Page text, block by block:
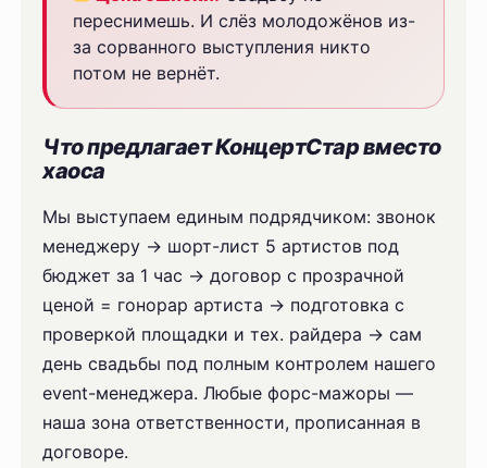
переснимешь. И слёз молодожёнов из-
за сорванного выступления никто
потом не вернёт.
Что предлагает КонцертСтар вместо
хаоса
Мы выступаем единым подрядчиком: звонок
менеджеру → шорт-лист 5 артистов под
бюджет за 1 час → договор с прозрачной
ценой = гонорар артиста → подготовка с
проверкой площадки и тех. райдера → сам
день свадьбы под полным контролем нашего
event-менеджера. Любые форс-мажоры —
наша зона ответственности, прописанная в
договоре.